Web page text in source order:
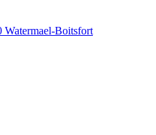
Watermael-Boitsfort